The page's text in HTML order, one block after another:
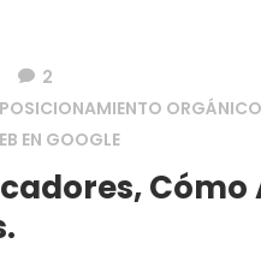
2
EN GOOGLE
Cómo